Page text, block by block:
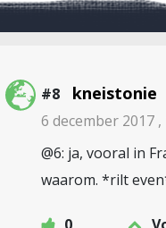
#8 kneistonie
6 december 2017 ,
@6: ja, vooral in
waarom. *rilt
0